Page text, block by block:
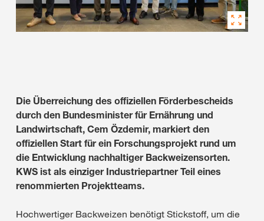
Die Überreichung des offiziellen Förderbescheids
durch den Bundesminister für Ernährung und
Landwirtschaft, Cem Özdemir, markiert den
offiziellen Start für ein Forschungsprojekt rund um
die Entwicklung nachhaltiger Backweizensorten.
KWS ist als einziger Industriepartner Teil eines
renommierten Projektteams.
Hochwertiger Backweizen benötigt Stickstoff, um die